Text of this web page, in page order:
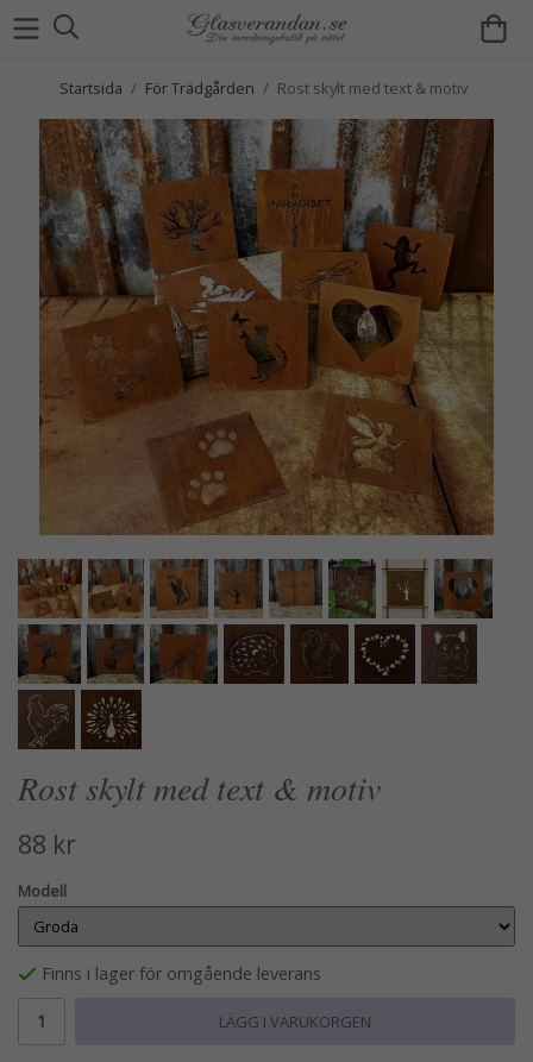
Startsida / För Trädgården / Rost skylt med text & motiv
Rost skylt med text & motiv
88 kr
Modell
Finns i lager för omgående leverans
LÄGG I VARUKORGEN